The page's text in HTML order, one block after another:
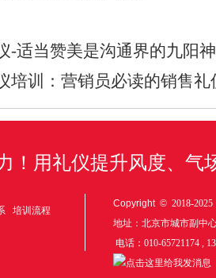
-适当赞美是沟通界的九阳
培训：营销员必读的销售礼
！用礼仪提升风度、气
培训流程
Copyright © 2018-
地址：北京市城市副中
电话：010-65721174 ,